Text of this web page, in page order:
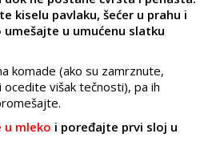
kiselu pavlaku, šećer u prahu i
u umućenu slatku
komade (ako su zamrznute,
višak tečnosti), pa ih
u mleko i poređajte prvi sloj u